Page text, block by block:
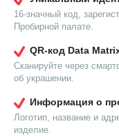
16-значный код,
Пробирной палате.
QR-код Data
Сканируйте через
об украшении.
Информация о
Логотип, название и
изделие.